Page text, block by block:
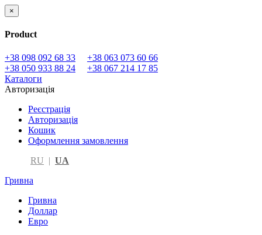
×
Product
+38 098 092 68 33
+38 063 073 60 66
+38 050 933 88 24
+38 067 214 17 85
Каталоги
Авторизація
Реєстрація
Авторизація
Кошик
Оформлення замовлення
RU | UA
Гривна
Гривна
Доллар
Евро